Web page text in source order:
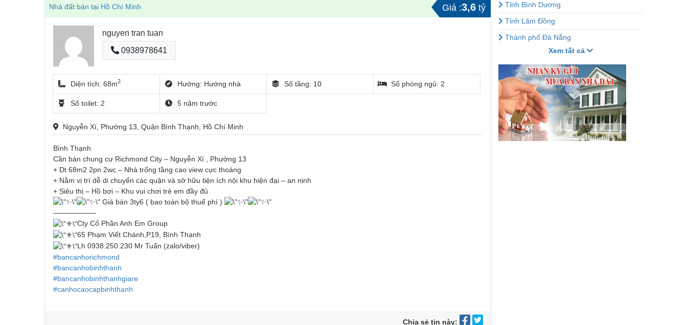
Nhà đất bán tại Hồ Chí Minh Giá :3,6 tỷ
nguyen tran tuan
0938978641
Diện tích: 68m2 Hướng: Hướng nhà Số tầng: 10 Số phòng ngủ: 2
Số toilet: 2 5 năm trước
Nguyễn Xí, Phường 13, Quận Bình Thạnh, Hồ Chí Minh
Bình Thạnh
Cần bán chung cư Richmond City – Nguyễn Xí , Phường 13
+ Dt 68m2 2pn 2wc – Nhà trống tầng cao view cực thoáng
+ Nằm vị trí dễ di chuyển các quận và sở hữu tiện ích nội khu hiện đại – an ninh
+ Siêu thị – Hồ bơi – Khu vui chơi trẻ em đầy đủ
Giá bán 3ty6 ( bao toàn bộ thuế phí )
——————
Cty Cổ Phần Anh Em Group
65 Phạm Viết Chánh,P19, Bình Thạnh
Lh 0938.250.230 Mr Tuấn (zalo/viber)
#bancanhorichmond
#bancanhobinhthanh
#bancanhobinhthanhgiare
#canhocaocapbinhthanh
Chia sẻ tin này:
Tỉnh Bình Dương
Tỉnh Lâm Đồng
Thành phố Đà Nẵng
Xem tất cả